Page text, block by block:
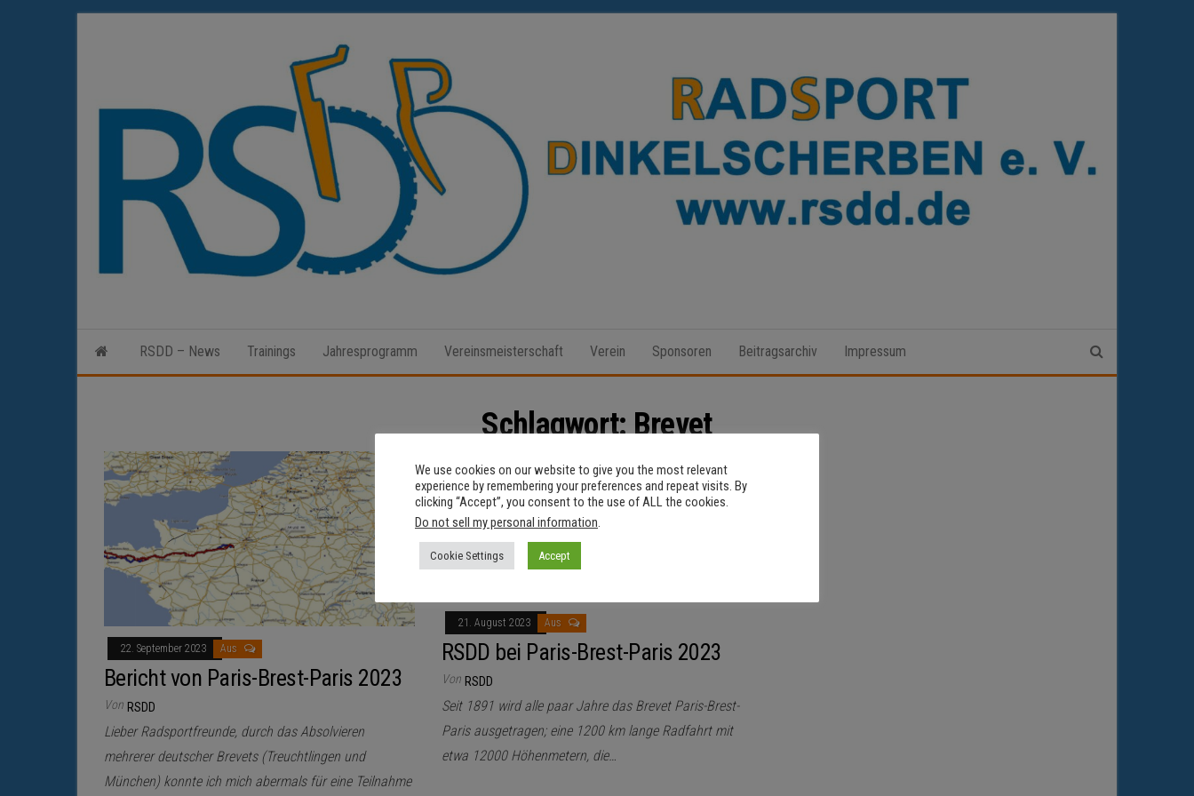
Dinkelscherben
e.V.
RSDD – News Trainings Jahresprogramm Vereinsmeisterschaft Verein Sponsoren Beitragsarchiv Impressum
Schlagwort:Brevet
22. September 2023 Aus
Bericht von Paris-Brest-Paris 2023
Von RSDD
Lieber Radsportfreunde, durch das Absolvieren
mehrerer deutscher Brevets (Treuchtlingen und
München) konnte ich mich abermals für eine Teilnahme
21. August 2023 Aus
RSDD bei Paris-Brest-Paris 2023
Von RSDD
Seit 1891 wird alle paar Jahre das Brevet Paris-Brest-
Paris ausgetragen; eine 1200 km lange Radfahrt mit
etwa 12000 Höhenmetern, die…
We use cookies on our website to give you the most relevant
experience by remembering your preferences and repeat visits. By
clicking “Accept”, you consent to the use of ALL the cookies.
Do not sell my personal information
Cookie Settings Accept